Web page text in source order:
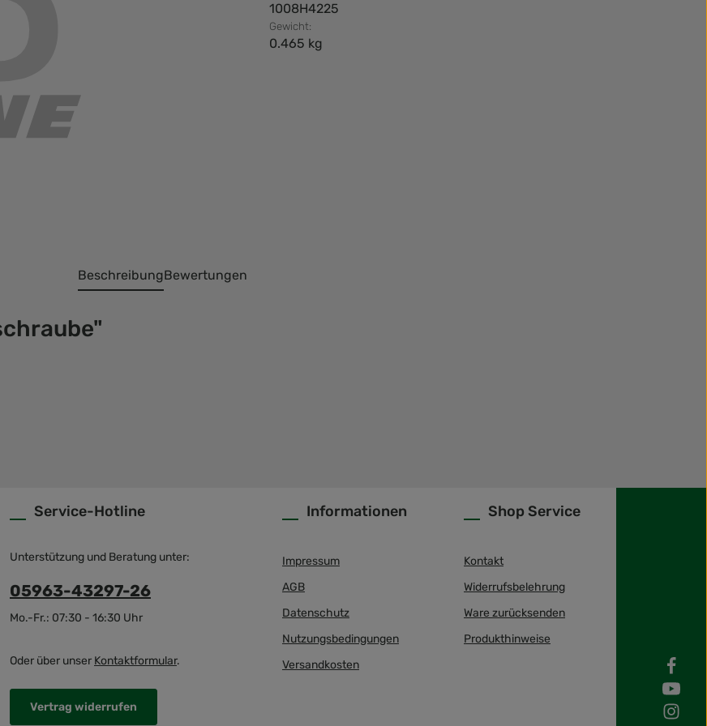
1008H4225
Gewicht:
0.465 kg
BeschreibungBewertungen
Service-Hotline
Unterstützung und Beratung unter:
05963-43297-26
Mo.-Fr.: 07:30 - 16:30 Uhr
Oder über unser Kontaktformular.
Vertrag widerrufen
Informationen
Impressum
AGB
Datenschutz
Nutzungsbedingungen
Versandkosten
Shop Service
Kontakt
Widerrufsbelehrung
Ware zurücksenden
Produkthinweise